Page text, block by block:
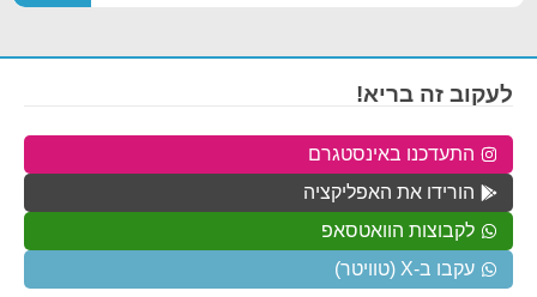
לעקוב זה בריא!
התעדכנו באינסטגרם
הורידו את האפליקציה
לקבוצות הוואטסאפ
עקבו ב-X (טוויטר)